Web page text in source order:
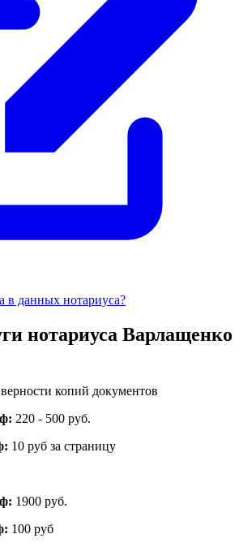
в данных нотариуса?
нотариуса Варлащенко
копий документов
220 - 500 руб.
10 руб за страницу
1900 руб.
100 руб